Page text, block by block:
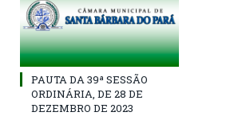
PAUTA DA 39ª SESSÃO
ORDINÁRIA, DE 28 DE
DEZEMBRO DE 2023